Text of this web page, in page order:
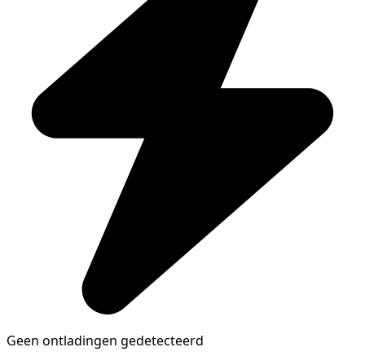
Geen ontladingen gedetecteerd